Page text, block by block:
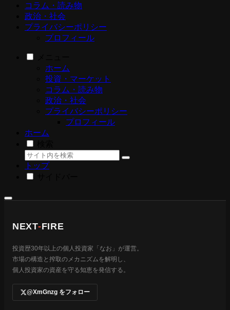
コラム・読み物
政治・社会
プライバシーポリシー
プロフィール
ホーム
投資・マーケット
コラム・読み物
政治・社会
プライバシーポリシー
プロフィール
ホーム
トップ
NEXT-FIRE
投資歴30年以上の個人投資家「なお」が運営。
市場の構造と搾取のメカニズムを解明し、
個人投資家の資産を守る知恵を発信する。
@XmGnzg をフォロー